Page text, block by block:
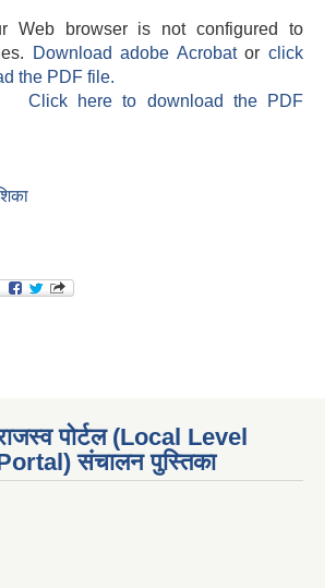
Web browser is not configured to
Download adobe Acrobatorclick
the PDF file.
Click here to download the PDF
पोर्टल (Local Level
संचालन पुस्तिका